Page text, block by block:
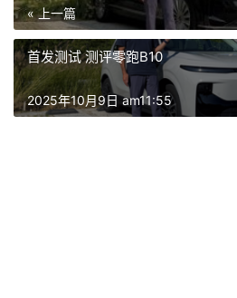
« 上一篇
首发测试 测评零跑B10
2025年10月9日 am11:55